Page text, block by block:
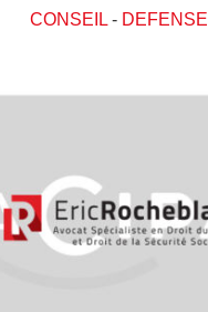
CONSEIL- DEFENSE